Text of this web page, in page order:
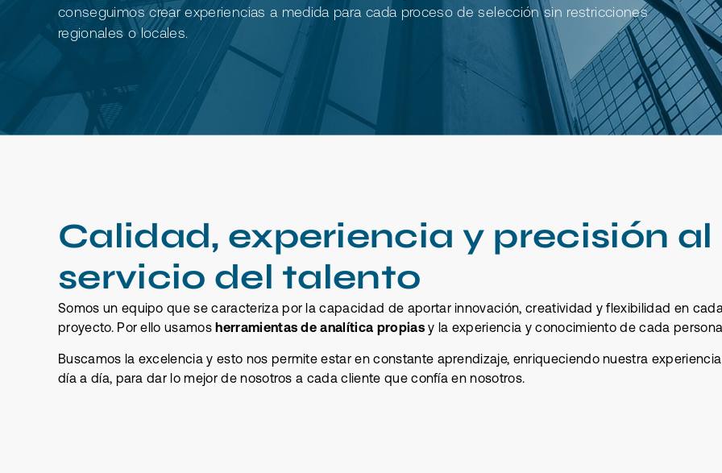
conseguimos crear experiencias a medida para cada proceso de selección sin restricciones
regionales o locales.
Calidad, experiencia y precisión al
servicio del talento
Somos un equipo que se caracteriza por la capacidad de aportar innovación, creatividad y flexibilidad en
proyecto. Por ello usamos herramientas de analítica propiasy la experiencia y conocimiento de cada
Buscamos la excelencia y esto nos permite estar en constante aprendizaje, enriqueciendo nuestra experiencia
día a día, para dar lo mejor de nosotros a cada cliente que confía en nosotros.